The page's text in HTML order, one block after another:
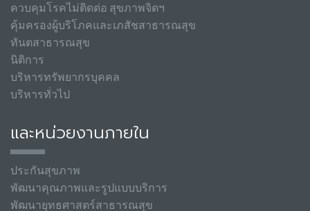
ควบคุมโรคไม่ติดต่อ สุขภาพจิตฯ
คุ้มครองผู้บริโภคและเภสัชสาธารณสุข
ทันตสาธารณสุข
นิติการ
บริหารทรัพยากรบุคคล
บริหารทั่วไป
และหน่วยงานภายใน
ประกันสุขภาพ
พัฒนาคุณภาพและรูปแบบบริการ
พัฒนายุทธศาสตร์สาธารณสุข